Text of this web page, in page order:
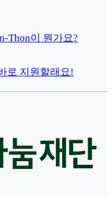
Thon이 뭔가요?
로 지원할래요!